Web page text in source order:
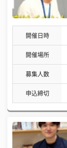
開催日時
開催場所
募集人数
申込締切